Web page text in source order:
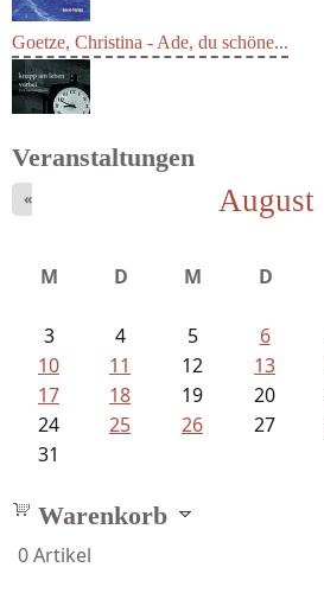
Goetze, Christina - Ade, du schöne...
Veranstaltungen
August
«
M D M D
3
4 5 6
10
11 12 13
17
18 19 20
24
25 26 27
31
Warenkorb
0Artikel